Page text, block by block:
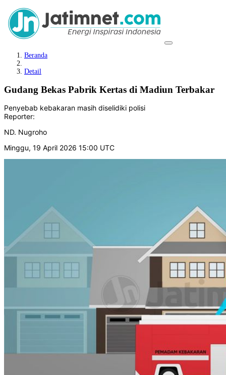
Beranda
Detail
Gudang Bekas Pabrik Kertas di Madiun Terbakar
Penyebab kebakaran masih diselidiki polisi
Reporter:
ND. Nugroho
Minggu, 19 April 2026 15:00 UTC